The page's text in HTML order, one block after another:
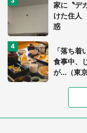
家に〝デ
けた住人
惑
「落ち
食事中、
が...（東
「富豪す
7万人驚
ードル高